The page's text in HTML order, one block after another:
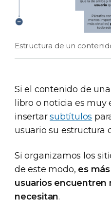
Estructura de un
Si el contenido de
libro o noticia es muy
insertarsubtítulos
usuario su estructura
Si organizamos los
de este modo, es
usuarios encuentren
necesitan.